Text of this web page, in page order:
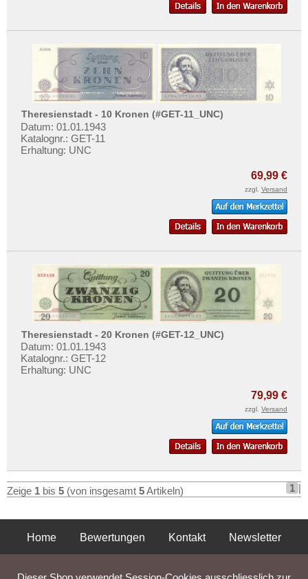
Privatsphäre und Datenschutz
Widerrufsbelehrung
Liefer- und Versandkosten
AGB
Impressum
Theresienstadt - 10 Kronen (#GET-11_UNC)
Datum: 01.01.1943
Katalognr.: GET-11
Erhaltung: UNC
69,99 €
zzgl. Versand
Theresienstadt - 20 Kronen (#GET-12_UNC)
Datum: 01.01.1943
Katalognr.: GET-12
Erhaltung: UNC
79,99 €
zzgl. Versand
Zeige 1 bis 5 (von insgesamt 5Artikeln) 1 |
Home Bewertungen Kontakt
Newsletter